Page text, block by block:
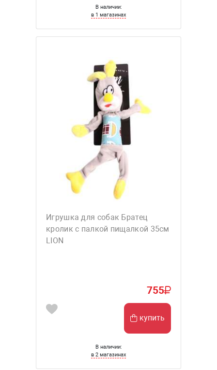
В наличии:
в 1 магазинах
Игрушка для собак Братец
кролик с палкой пищалкой 35см
LION
755
купить
В наличии:
в 2 магазинах